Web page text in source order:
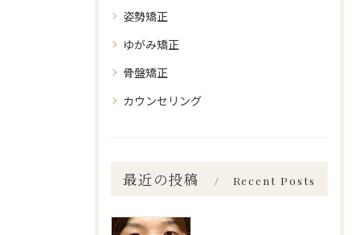
姿勢矯正
ゆがみ矯正
骨盤矯正
カウンセリング
最近の投稿 Recent Posts